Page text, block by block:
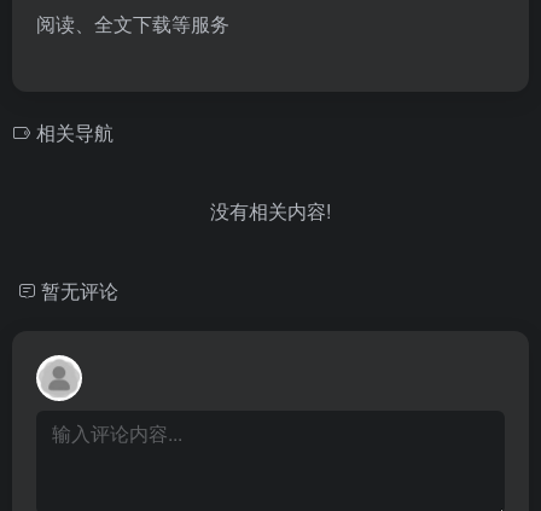
阅读、全文下载等服务
相关导航
没有相关内容!
暂无评论